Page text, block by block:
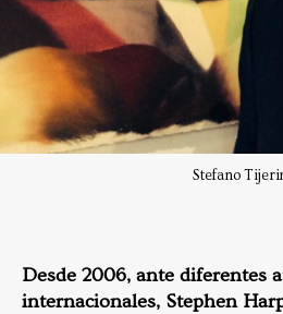
Stefano
Desde 2006, ante diferentes
internacionales, Stephen